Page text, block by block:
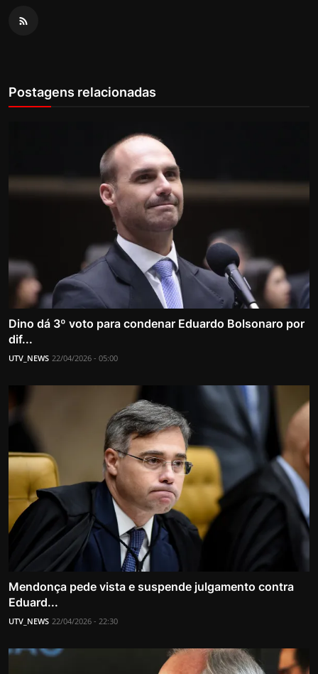
Postagens relacionadas
Dino dá 3º voto para condenar Eduardo Bolsonaro por
dif...
UTV_NEWS 22/04/2026 - 05:00
Mendonça pede vista e suspende julgamento contra
Eduard...
UTV_NEWS 22/04/2026 - 22:30